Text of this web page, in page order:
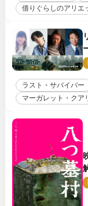
借りぐらしのアリエ
ラスト・サバイバー
マーガレット・クア